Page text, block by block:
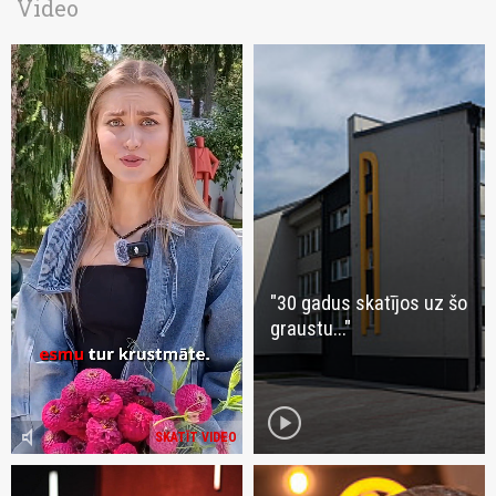
Video
SKATĪT VIDEO
volume_mute
"30 gadus skatījos uz šo
graustu..."
play_circle